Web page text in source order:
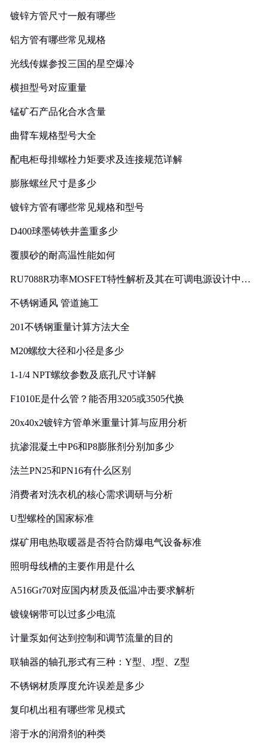
镀锌方管尺寸一般有哪些
铝方管有哪些常见规格
光线传媒参投三国的星空爆冷
横担型号对应重量
锰矿石产品化合水含量
曲臂车规格型号大全
配电柜母排螺栓力矩要求及连接规范详解
膨胀螺丝尺寸是多少
镀锌方管有哪些常见规格和型号
D400球墨铸铁井盖重多少
覆膜砂的耐高温性能如何
RU7088R功率MOSFET特性解析及其在可调电源设计中的
不锈钢通风 管道施工
201不锈钢重量计算方法大全
M20螺纹大径和小径是多少
1-1/4 NPT螺纹参数及底孔尺寸详解
F1010E是什么管？能否用3205或3505代换
20x40x2镀锌方管单米重量计算与应用分析
抗渗混凝土中P6和P8膨胀剂分别加多少
法兰PN25和PN16有什么区别
消费者对洗衣机的核心需求调研与分析
U型螺栓的国家标准
煤矿用电热取暖器是否符合防爆电气设备标准
照明母线槽的主要作用是什么
A516Gr70对应国内材质及低温冲击要求解析
镀镍钢带可以过多少电流
计量泵如何达到控制和调节流量的目的
联轴器的轴孔形式有三种：Y型、J型、Z型
不锈钢材质厚度允许误差是多少
复印机出租有哪些常见模式
溶于水的润滑剂的种类